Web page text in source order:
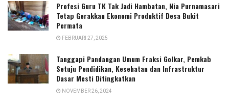
Profesi Guru TK Tak Jadi Hambatan, Nia Purnamasari
Tetap Gerakkan Ekonomi Produktif Desa Bukit
Permata
FEBRUARI 27, 2025
Tanggapi Pandangan Umum Fraksi Golkar, Pemkab
Setuju Pendidikan, Kesehatan dan Infrastruktur
Dasar Mesti Ditingkatkan
NOVEMBER 26, 2024